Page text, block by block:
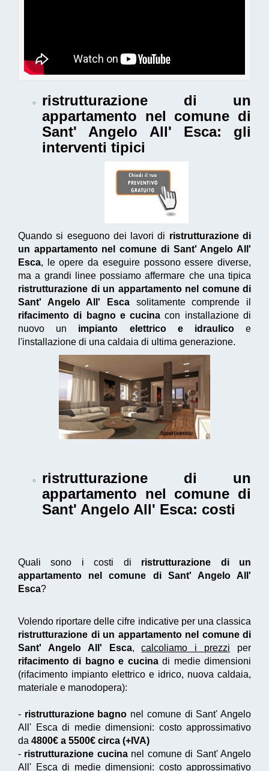
ristrutturazione di un
appartamento nel comune di
Sant' Angelo All' Esca: gli
interventi tipici
Quando si eseguono dei lavori di ristrutturazione di
un appartamento nel comune di Sant' Angelo All'
Esca, le opere da eseguire possono essere diverse,
ma a grandi linee possiamo affermare che una tipica
ristrutturazione di un appartamento nel comune di
Sant' Angelo All' Esca solitamente comprende il
rifacimento di bagno e cucina con installazione di
nuovo un impianto elettrico e idraulicoe
l'installazione di una caldaia di ultima generazione.
ristrutturazione di un
appartamento nel comune di
Sant' Angelo All' Esca: costi
Quali sono i costi di ristrutturazione di un
appartamento nel comune di Sant' Angelo All'
Esca?
Volendo riportare delle cifre indicative per una classica
ristrutturazione di un appartamento nel comune di
Sant' Angelo All' Esca,calcoliamo i prezzi per
rifacimento di bagno e cucinadi medie dimensioni
(rifacimento impianto elettrico e idrico, nuova caldaia,
materiale e manodopera):
- ristrutturazione bagno nel comune di Sant' Angelo
All' Esca di medie dimensioni: costo approssimativo
da 4800€ a 5500€ circa (+IVA)
- ristrutturazione cucinanel comune di Sant' Angelo
All' Esca di medie dimensioni: costo approssimativo